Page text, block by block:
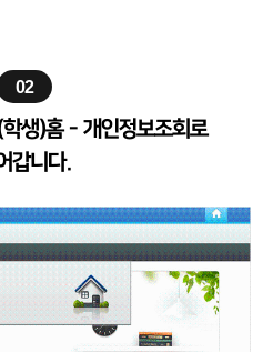
02
생)홈 - 개인정보조회로
갑니다.